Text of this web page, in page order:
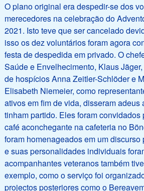
O plano original era despedir-se dos
merecedores na celebração do
2021. Isto teve que ser cancelado
isso os dez voluntários foram agora
festa de despedida em privado. O
Saúde e Envelhecimento, Klaus
de hospícios Anna Zeitler-Schlöder e
Elisabeth Niemeier, como
ativos em fim de vida, disseram adeus
tinham partido. Eles foram convidados
café aconchegante na cafeteria no
foram homenageados em um
e suas personalidades individuais
acompanhantes veteranos também
exemplo, como o serviço foi
projectos posteriores como o